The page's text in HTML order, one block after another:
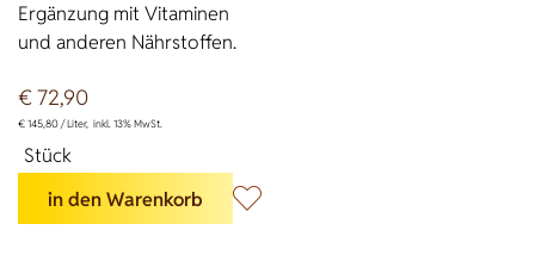
Ergänzung mit Vitaminen
und anderen Nährstoffen.
€72,90
€145,80 /Liter inkl. 13% MwSt.
Stück
in den Warenkorb